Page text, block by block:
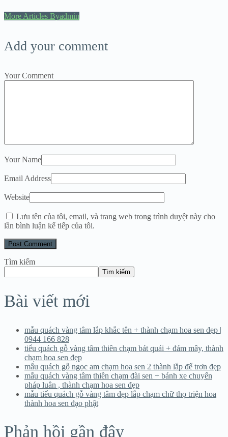
More Articles Byadmin
Add your comment
Your Comment
Your Name
Email Address
Website
Lưu tên của tôi, email, và trang web trong trình duyệt này cho
lần bình luận kế tiếp của tôi.
Tìm kiếm
Tìm kiếm
Bài viết mới
mẫu quách vàng tâm lắp khắc tên + thành chạm hoa sen đẹp |
0944 166 828
tiểu quách gỗ vàng tâm thiên chạm bát quái + đám mây, thành
chạm hoa sen đẹp
mẫu quách gỗ ngọc am chạm hoa sen 2 thành lắp để trơn đẹp
mẫu quách vàng tâm thiên chạm đài sen + bánh xe chuyển
pháp luân , thành chạm hoa sen đẹp
mẫu tiểu quách gỗ vàng tâm đẹp lắp chạm chữ thọ triện hoa
thành hoa sen đạo phật
Phản hồi gần đây